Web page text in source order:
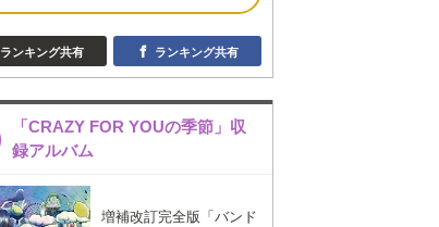
ランキング共有 ランキング共有
「CRAZY FOR YOUの季節」収
録アルバム
増補改訂完全版「バンド